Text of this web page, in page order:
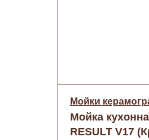
Мойки
Мойка
RESULT V17